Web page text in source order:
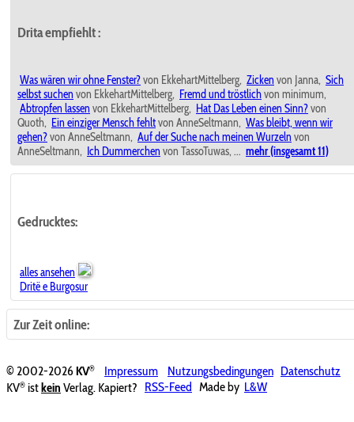
Drita empfiehlt:
Was wären wir ohne Fenster?von EkkehartMittelberg, Zicken von Janna, Sich
selbst suchen von EkkehartMittelberg, Fremd und tröstlichvon minimum,
Abtropfen lassen von EkkehartMittelberg, Hat Das Leben einen Sinn?von
Quoth, Ein einziger Mensch fehltvon AnneSeltmann, Was bleibt, wenn wir
gehen?von AnneSeltmann, Auf der Suche nach meinen Wurzeln von
AnneSeltmann, Ich Dummerchen von TassoTuwas, ... mehr (insgesamt 11)
Gedrucktes:
alles ansehen
Dritë e Burgosur
Zur Zeit online:
© 2002-2026KV® Impressum Nutzungsbedingungen Datenschutz
KV® istkein Verlag. Kapiert? RSS-Feed Made by L&W